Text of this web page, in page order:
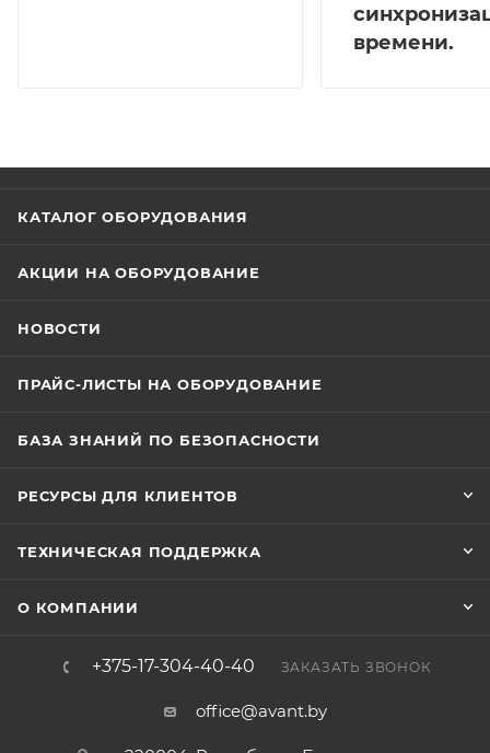
времени.
КАТАЛОГ ОБОРУДОВАНИЯ
АКЦИИ НА ОБОРУДОВАНИЕ
НОВОСТИ
ПРАЙС-ЛИСТЫ НА ОБОРУДОВАНИЕ
БАЗА ЗНАНИЙ ПО БЕЗОПАСНОСТИ
РЕСУРСЫ ДЛЯ КЛИЕНТОВ
ТЕХНИЧЕСКАЯ ПОДДЕРЖКА
О КОМПАНИИ
+375-17-304-40-40 ЗАКАЗАТЬ ЗВОНОК
office@avant.by